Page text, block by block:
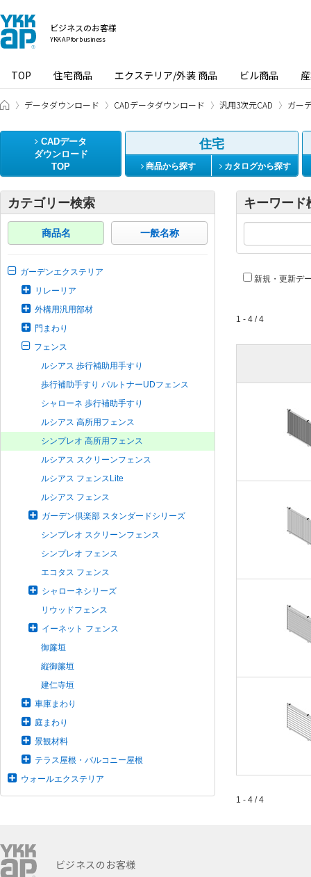
ビジネスのお客様
YKK AP for business
TOP 住宅商品 エクステリア/外装 商品 ビル商品
ビジネスのお客様 HOME
データダウンロード CADデータダウンロード 汎用3次元CAD ガー
CADデータ
ダウンロード
TOP
住宅
商品から探す カタログから探す
カテゴリー検索
商品名 一般名称
ガーデンエクステリア
リレーリア
外構用汎用部材
門まわり
フェンス
ルシアス 歩行補助用手すり
歩行補助手すり パルトナーUDフェンス
シャローネ 歩行補助手すり
ルシアス 高所用フェンス
シンプレオ 高所用フェンス
ルシアス スクリーンフェンス
ルシアス フェンスLite
ルシアス フェンス
ガーデン倶楽部 スタンダードシリーズ
シンプレオ スクリーンフェンス
シンプレオ フェンス
エコタス フェンス
シャローネシリーズ
リウッドフェンス
イーネット フェンス
御簾垣
縦御簾垣
建仁寺垣
車庫まわり
庭まわり
景観材料
テラス屋根・バルコニー屋根
ウォールエクステリア
キーワード
新規・更新デ
1 - 4 / 4
1 - 4 / 4
ビジネスのお客様